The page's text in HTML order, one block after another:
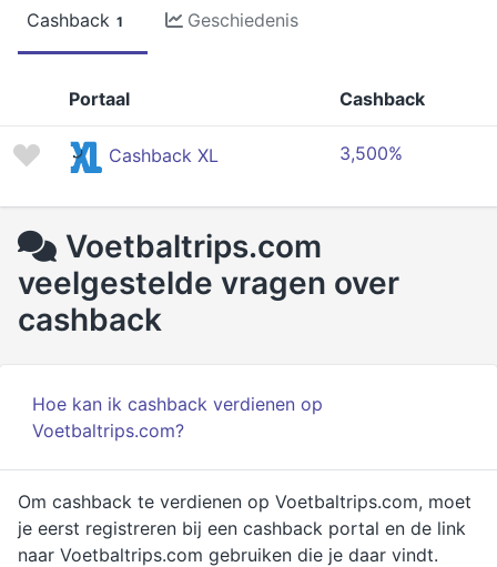
Cashback 1 Geschiedenis
Portaal Cashback
Cashback XL 3,500%
Voetbaltrips.com
veelgestelde vragen over
cashback
Hoe kan ik cashback verdienen op
Voetbaltrips.com?
Om cashback te verdienen op Voetbaltrips.com, moet
je eerst registreren bij een cashback portal en de link
naar Voetbaltrips.com gebruiken die je daar vindt.